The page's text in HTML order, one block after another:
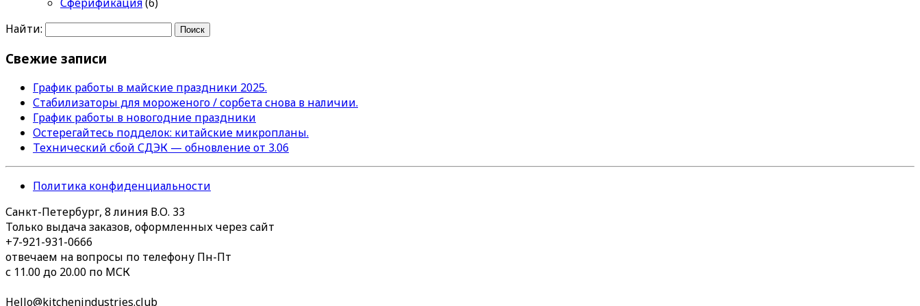
Сферификация(6)
Найти:
Свежие записи
График работы в майские праздники 2025.
Стабилизаторы для мороженого / сорбета снова в наличии.
График работы в новогодние праздники
Остерегайтесь подделок: китайские микропланы.
Технический сбой СДЭК — обновление от 3.06
Политика конфиденциальности
Санкт-Петербург, 8 линия В.О. 33
Только выдача заказов, оформленных через сайт
+7-921-931-0666
отвечаем на вопросы по телефону Пн-Пт
с 11.00 до 20.00 по МСК
Hello@kitchenindustries.club